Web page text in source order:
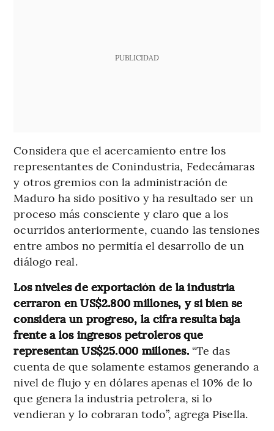
PUBLICIDAD
Considera que el acercamiento entre los
representantes de Conindustria, Fedecámaras
y otros gremios con la administración de
Maduro ha sido positivo y ha resultado ser un
proceso más consciente y claro que a los
ocurridos anteriormente, cuando las tensiones
entre ambos no permitía el desarrollo de un
diálogo real.
Los niveles de exportación de la industria
cerraron en US$2.800 millones, y si bien se
considera un progreso, la cifra resulta baja
frente a los ingresos petroleros que
representan US$25.000 millones.“Te das
cuenta de que solamente estamos generando a
nivel de flujo y en dólares apenas el 10% de lo
que genera la industria petrolera, si lo
vendieran y lo cobraran todo”, agrega Pisella.